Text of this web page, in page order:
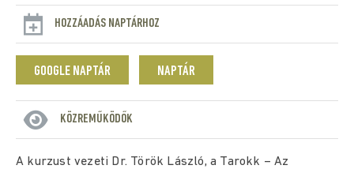
HOZZÁADÁS NAPTÁRHOZ
GOOGLE NAPTÁR NAPTÁR
KÖZREMŰKÖDŐK
A kurzust vezeti Dr. Török László, a Tarokk – Az